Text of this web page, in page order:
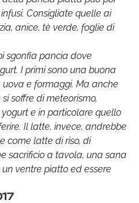
Consigliate quelle ai
anice, tè verde, foglie di
sgonfia pancia dove
I primi sono una buona
e formaggi. Ma anche
soffre di meteorismo,
e in particolare quello
Il latte, invece, andrebbe
come latte di riso, di
sacrificio a tavola, una sana
ventre piatto ed essere